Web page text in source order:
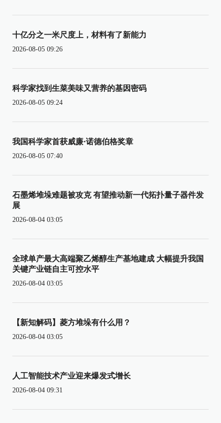
十亿分之一米尺度上，材料有了新能力
2026-08-05 09:26
科学家找到生菜美味又营养的基因密码
2026-08-05 09:24
我国科学家首获威廉·诺德伯格奖章
2026-08-05 07:40
石墨烯堆垛难题被攻克 有望推动新一代拓扑量子器件发
展
2026-08-04 03:05
全球单产最大高端聚乙烯醇生产基地建成 大幅提升我国
关键产业链自主可控水平
2026-08-04 03:05
【新知解码】菱方堆垛有什么用？
2026-08-04 03:05
人工智能技术产业迎来爆发式增长
2026-08-04 09:31